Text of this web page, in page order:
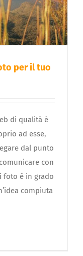
per il tuo
di qualità è
ad esse,
dal punto
con
foto è in grado
compiuta